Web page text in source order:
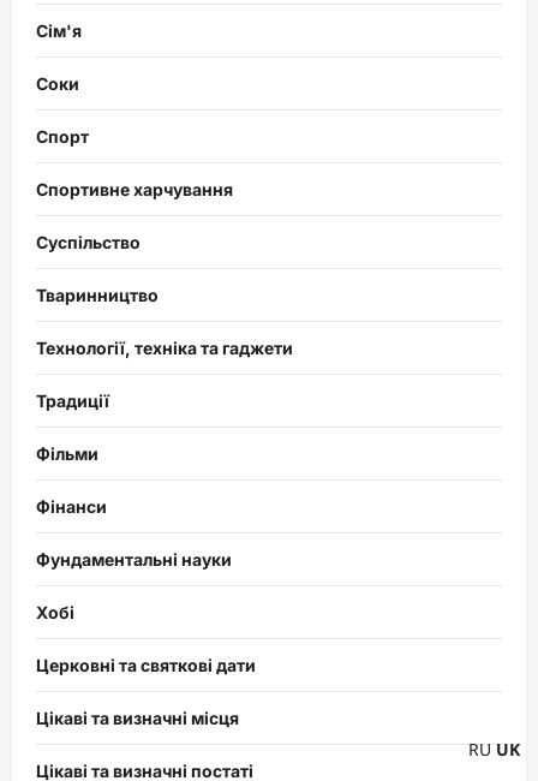
Сім'я
Соки
Спорт
Спортивне харчування
Суспільство
Тваринництво
Технології, техніка та гаджети
Традиції
Фільми
Фінанси
Фундаментальні науки
Хобі
Церковні та святкові дати
Цікаві та визначні місця
Цікаві та визначні постаті
RU UK